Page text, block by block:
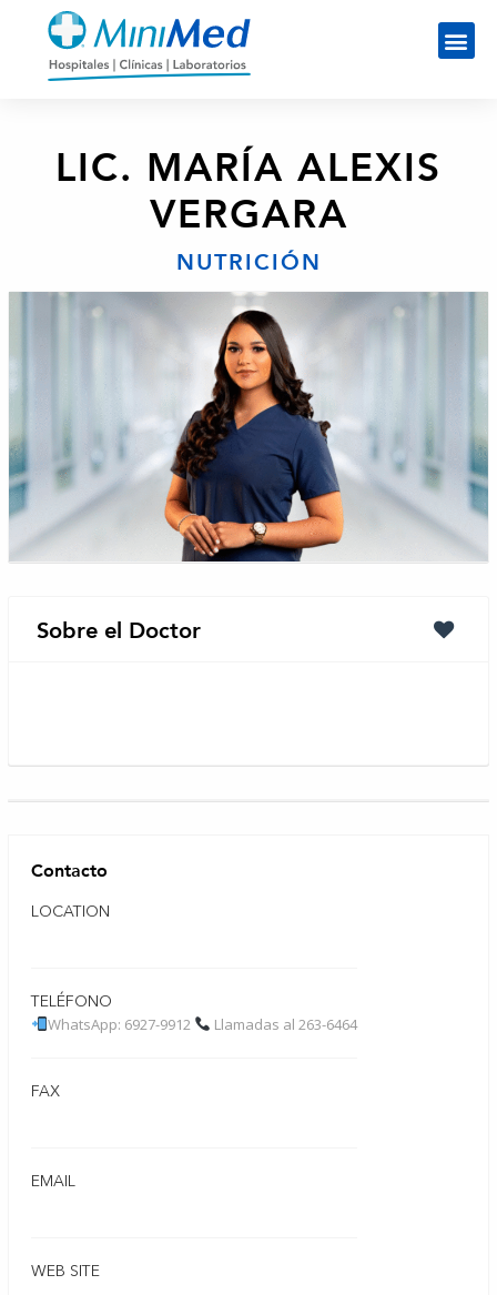
LIC. MARÍA ALEXIS
VERGARA
NUTRICIÓN
Sobre el Doctor
Contacto
LOCATION
TELÉFONO
WhatsApp: 6927-9912 Llamadas al 263-6464
FAX
EMAIL
WEB SITE